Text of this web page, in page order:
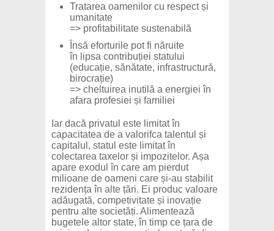
Tratarea oamenilor cu respect și
umanitate
=> profitabilitate sustenabilă
Însă eforturile pot fi năruite
în lipsa contribuției statului
(educație, sănătate, infrastructură,
birocrație)
=> cheltuirea inutilă a energiei în
afara profesiei și familiei
Iar dacă privatul este limitat în
capacitatea de a valorifca talentul și
capitalul, statul este limitat în
colectarea taxelor și impozitelor. Așa
apare exodul în care am pierdut
milioane de oameni care și-au stabilit
rezidența în alte țări. Ei produc valoare
adăugată, competivitate și inovație
pentru alte societăți. Alimentează
bugetele altor state, în timp ce țara de